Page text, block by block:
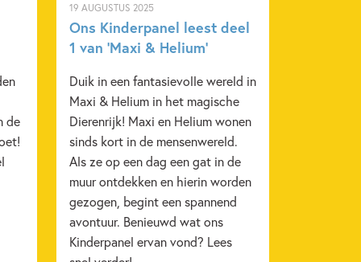
de
19 AUGUSTUS 2025
Ons Kinderpanel leest deel
1 van ‘Maxi & Helium’
Duik in een fantasievolle wereld in
Maxi & Helium in het magische
Dierenrijk! Maxi en Helium wonen
sinds kort in de mensenwereld.
Als ze op een dag een gat in de
muur ontdekken en hierin worden
gezogen, begint een spannend
avontuur. Benieuwd wat ons
Kinderpanel ervan vond? Lees